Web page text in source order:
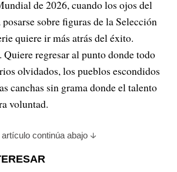
de 2026, cuando los ojos del
sobre figuras de la Selección
quiere ir más atrás del éxito.
Quiere regresar al punto donde todo
olvidados, los pueblos escondidos
canchas sin grama donde el talento
voluntad.
artículo continúa abajo